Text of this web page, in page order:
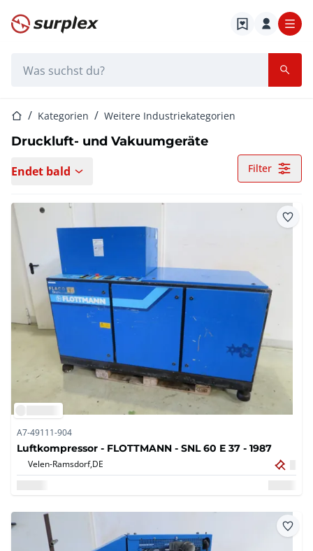
Startseite
StartseiteKategorien Weitere Industriekategorien
Druckluft- und Vakuumgeräte
Endet bald Filter
A7-49111-904
Luftkompressor - FLOTTMANN - SNL 60 E 37 - 1987
Velen-Ramsdorf,DE